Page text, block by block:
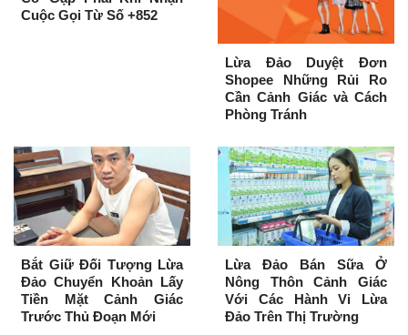
Cuộc Gọi Từ Số +852
Lừa Đảo Duyệt Đơn
Shopee Những Rủi Ro
Cần Cảnh Giác và Cách
Phòng Tránh
Bắt Giữ Đối Tượng Lừa
Đảo Chuyển Khoản Lấy
Tiền Mặt Cảnh Giác
Trước Thủ Đoạn Mới
Lừa Đảo Bán Sữa Ở
Nông Thôn Cảnh Giác
Với Các Hành Vi Lừa
Đảo Trên Thị Trường